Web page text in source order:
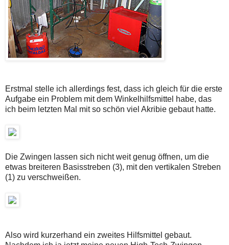
Erstmal stelle ich allerdings fest, dass ich gleich für die erste
Aufgabe ein Problem mit dem Winkelhilfsmittel habe, das
ich beim letzten Mal mit so schön viel Akribie gebaut hatte.
Die Zwingen lassen sich nicht weit genug öffnen, um die
etwas breiteren Basisstreben (3), mit den vertikalen Streben
(1) zu verschweißen.
Also wird kurzerhand ein zweites Hilfsmittel gebaut.